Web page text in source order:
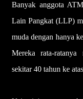
Banyak anggota
Lain Pangkat (LLP)
muda dengan hanya
Mereka rata-ratanya
sekitar 40 tahun ke